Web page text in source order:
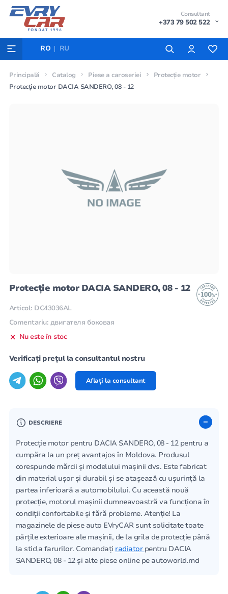
Consultant
+373 79 502 522
RO RU
Principală Catalog Piese a caroseriei
Protecție motor
Protecție motor DACIA SANDERO, 08 - 12
Protecție motor DACIA SANDERO, 08 - 12
Articol: DC43036AL
Comentariu: двигателя боковая
Nu este în stoc
Verificați prețul la consultantul nostru
Aflați la consultant
DESCRIERE
Protecție motor pentru DACIA SANDERO, 08 - 12 pentru a
cumpăra la un preț avantajos în Moldova. Produsul
corespunde mărcii și modelului mașinii dvs. Este fabricat
din material ușor și durabil și se atașează cu ușurință la
partea inferioară a automobilului. Cu această nouă
protecție, motorul mașinii dumneavoastră va funcționa în
condiții confortabile și fără probleme. Atenție! La
magazinele de piese auto EVryCAR sunt solicitate toate
părțile exterioare ale mașinii, de la grila de protecție până
la sticla farurilor. Comandați radiator pentru DACIA
SANDERO, 08 - 12 și alte piese online pe autoworld.md